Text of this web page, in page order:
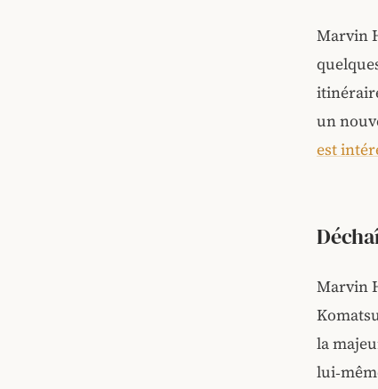
Marvin
un
est
Marvin
la